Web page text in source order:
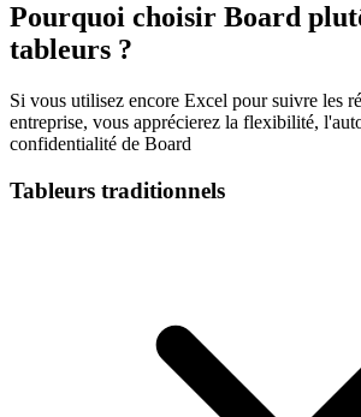
Pourquoi choisir Board
tableurs ?
Si vous utilisez encore Excel pour suivre les
entreprise, vous apprécierez la flexibilité,
confidentialité de Board
Tableurs traditionnels